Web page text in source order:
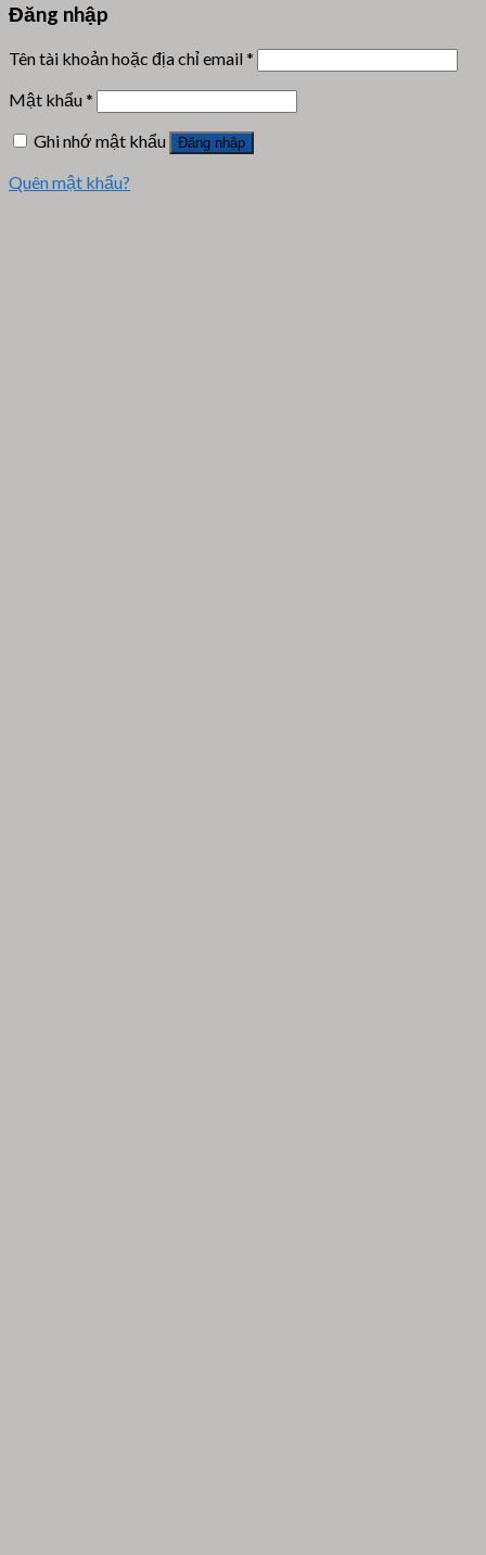
Đăng nhập
Tên tài khoản hoặc địa chỉ email*
Mật khẩu*
Ghi nhớ mật khẩu
Đăng nhập
Quên mật khẩu?